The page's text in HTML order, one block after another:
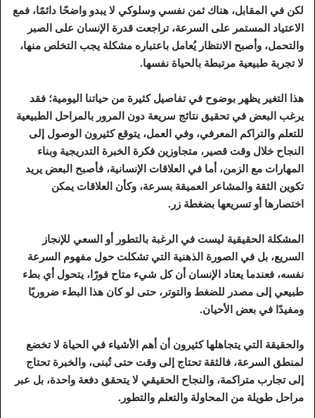
لكن في المقابل، هناك ثمن نفسي وسلوكي لا يبدو واضحًا دائمًا، فمع
الاعتياد المستمر على السرعة، تراجعت قدرة الإنسان على الصبر
والتحمل، وأصبح الانتظار يُعامل باعتباره مشكلة يجب التخلص منها،
لا تجربة طبيعية مرتبطة بالحياة نفسها.
هذا التغير يظهر بوضوح في تفاصيل كثيرة من حياتنا اليومية؛ فقد
يرغب البعض في تحقيق نتائج سريعة دون المرور بالمراحل الطبيعية
للتعلم والتراكم المعرفي، وفي العمل، يتوقع كثيرون الوصول إلى
النجاح خلال وقت قصير، متجاوزين فكرة الخبرة التدريجية وبناء
المهارات مع الزمن، أما في العلاقات الإنسانية، فأصبح البعض يريد
تكوين الثقة والمشاعر العميقة بسرعة، وكأن العلاقات يمكن
اختصارها أو تسريعها بضغطة زر.
المشكلة الحقيقية ليست في الرغبة بالتطور أو السعي للإنجاز
السريع، بل في الصورة الذهنية التي تشكلت حول مفهوم السرعة
نفسه، فعندما يعتاد الإنسان أن كل شيء متاح فورًا، يتحول أي بطء
طبيعي إلى مصدر للضغط والتوتر، حتى لو كان هذا البطء ضروريًا
ومفيدًا في بعض الأحيان.
والحقيقة التي يتجاهلها كثيرون أن أهم الأشياء في الحياة لا تخضع
لمنطق السرعة، فالثقة تحتاج إلى وقت حتى تُبنى، والخبرة تحتاج
إلى تجارب متراكمة، والنجاح الحقيقي لا يتحقق دفعة واحدة، بل عبر
مراحل طويلة من المحاولة والتعلم والتطور.